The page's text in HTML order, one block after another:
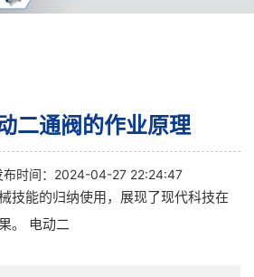
二通阀的作业原理
时间：2024-04-27 22:24:47
技能的归纳使用，展现了现代科技在
。 电动二